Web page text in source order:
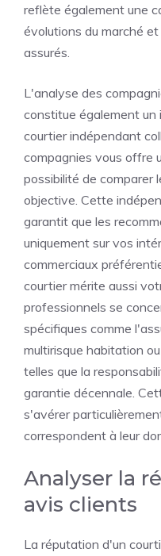
reflète également une
évolutions du marché
assurés.
L'analyse des
constitue également un
courtier indépendant
compagnies vous offre
possibilité de comparer
objective. Cette
garantit que les
uniquement sur vos
commerciaux
courtier mérite aussi
professionnels se
spécifiques comme
multirisque habitation
telles que la
garantie décennale.
s'avérer
correspondent à leur
Analyser la
avis clients
La réputation d'un